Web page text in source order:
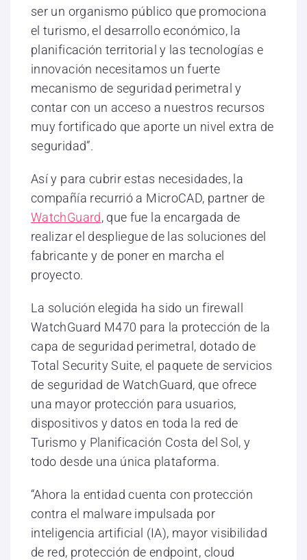
ser un organismo público que promociona
el turismo, el desarrollo económico, la
planificación territorial y las tecnologías e
innovación necesitamos un fuerte
mecanismo de seguridad perimetral y
contar con un acceso a nuestros recursos
muy fortificado que aporte un nivel extra de
seguridad”.
Así y para cubrir estas necesidades, la
compañía recurrió a MicroCAD, partner de
WatchGuard, que fue la encargada de
realizar el despliegue de las soluciones del
fabricante y de poner en marcha el
proyecto.
La solución elegida ha sido un firewall
WatchGuard M470 para la protección de la
capa de seguridad perimetral, dotado de
Total Security Suite, el paquete de servicios
de seguridad de WatchGuard, que ofrece
una mayor protección para usuarios,
dispositivos y datos en toda la red de
Turismo y Planificación Costa del Sol, y
todo desde una única plataforma.
“Ahora la entidad cuenta con protección
contra el malware impulsada por
inteligencia artificial (IA), mayor visibilidad
de red, protección de endpoint, cloud